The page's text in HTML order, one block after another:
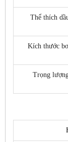
Thể thích
Kích thước
Trọng